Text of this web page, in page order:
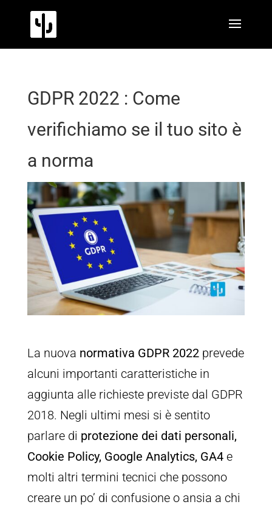
GDPR 2022 : Come
verifichiamo se il tuo sito è
a norma
La nuova normativa GDPR 2022prevede
alcuni importanti caratteristiche in
aggiunta alle richieste previste dal GDPR
2018. Negli ultimi mesi si è sentito
parlare di protezione dei dati personali,
Cookie Policy, Google Analytics, GA4e
molti altri termini tecnici che possono
creare un po’ di confusione o ansia a chi